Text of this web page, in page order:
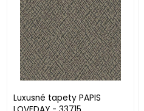
Luxusné tapety PAPIS